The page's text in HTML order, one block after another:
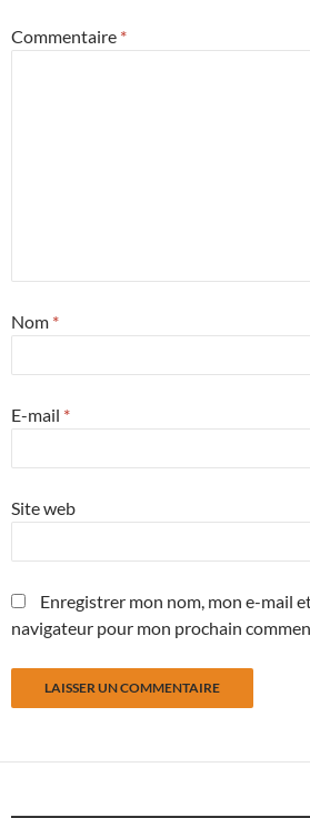
Commentaire *
Nom *
E-mail *
Site web
Enregistrer mon nom, mon e-mail
navigateur pour mon prochain